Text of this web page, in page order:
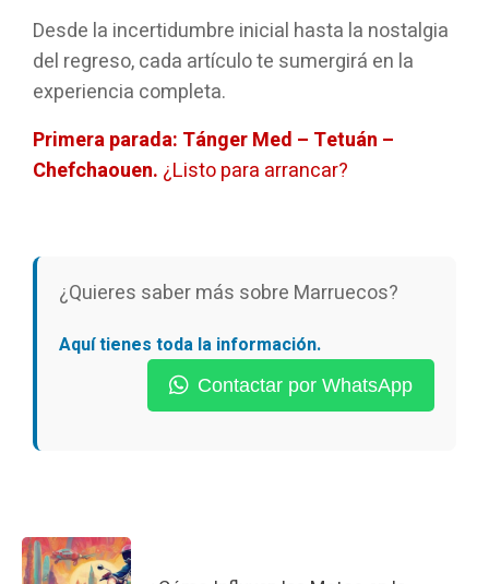
Desde la incertidumbre inicial hasta la nostalgia
del regreso, cada artículo te sumergirá en la
experiencia completa.
Primera parada: Tánger Med – Tetuán –
Chefchaouen. ¿Listo para arrancar?
¿Quieres saber más sobre Marruecos?
Aquí tienes toda la información.
Contactar por WhatsApp